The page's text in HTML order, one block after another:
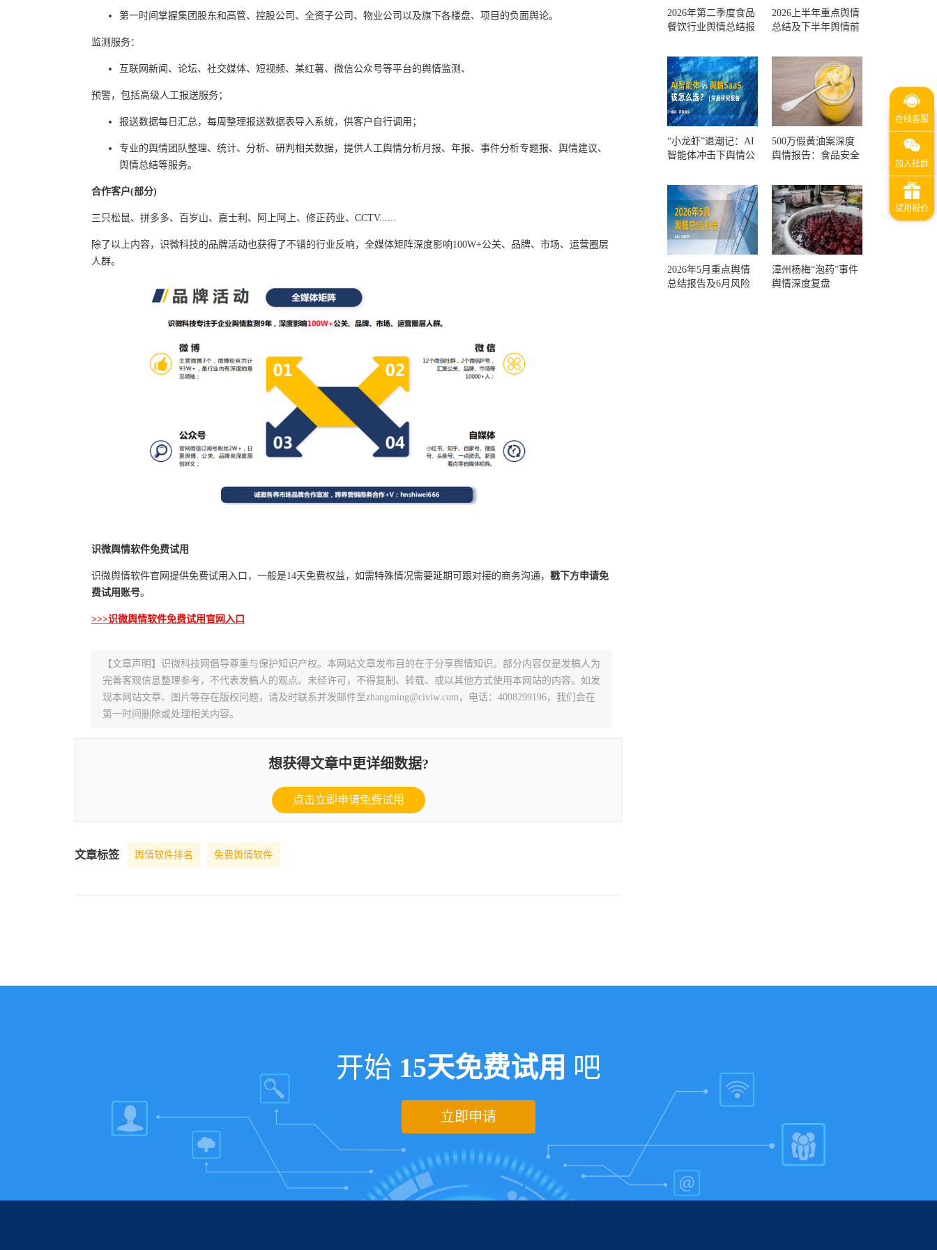
第一时间掌握集团股东和高管、控股公司、全资子公司、物业公司以及旗下各楼盘、项目的负面舆论。
监测服务：
互联网新闻、论坛、社交媒体、短视频、某红薯、微信公众号等平台的舆情监测、
预警，包括高级人工报送服务；
报送数据每日汇总，每周整理报送数据表导入系统，供客户自行调用；
专业的舆情团队整理、统计、分析、研判相关数据，提供人工舆情分析月报、年报、事件分析专题报、舆情建议、
舆情总结等服务。
合作客户(部分)
三只松鼠、拼多多、百岁山、嘉士利、阿上阿上、修正药业、CCTV......
除了以上内容，识微科技的品牌活动也获得了不错的行业反响，全媒体矩阵深度影响100W+公关、品牌、市场、运营圈层
人群。
识微舆情软件免费试用
识微舆情软件官网提供免费试用入口，一般是14天免费权益，如需特殊情况需要延期可跟对接的商务沟通， 戳下方申请免
费试用账号。
>>>识微舆情软件免费试用官网入口
【文章声明】识微科技网倡导尊重与保护知识产权。本网站文章发布目的在于分享舆情知识。部分内容仅是发稿人为
完善客观信息整理参考，不代表发稿人的观点。未经许可，不得复制、转载、或以其他方式使用本网站的内容。如发
现本网站文章、图片等存在版权问题，请及时联系并发邮件至zhangming@civiw.com，电话：4008299196，我们会在
第一时间删除或处理相关内容。
想获得文章中更详细数据?
点击立即申请免费试用
文章标签 舆情软件排名 免费舆情软件
2026年第二季度食品
餐饮行业舆情总结报
测
2026上半年重点舆情
总结及下半年舆情前
“小龙虾”退潮记：AI
智能体冲击下舆情公
500万假黄油案深度
舆情报告：食品安全
一环？
2026年5月重点舆情
总结报告及6月风险
漳州杨梅“泡药”事件
舆情深度复盘
开始 15天免费试用 吧
立即申请